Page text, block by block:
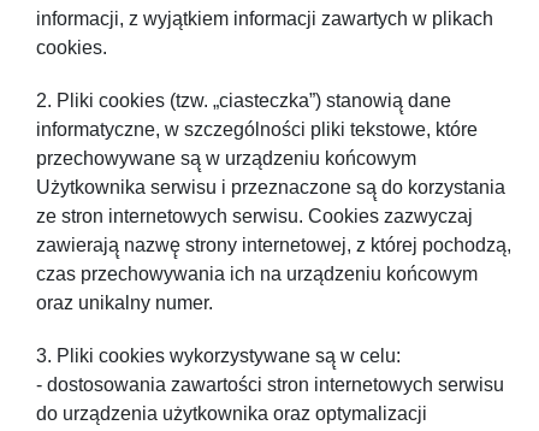
informacji, z wyjątkiem informacji zawartych w plikach
cookies.
Pliki cookies (tzw. „ciasteczka”) stanowią̨ dane
informatyczne, w szczególności pliki tekstowe, które
przechowywane są̨ w urządzeniu końcowym
Użytkownika serwisu i przeznaczone są̨ do korzystania
ze stron internetowych serwisu. Cookies zazwyczaj
zawierają̨ nazwę̨ strony internetowej, z której pochodzą,
czas przechowywania ich na urządzeniu końcowym
oraz unikalny numer.
Pliki cookies wykorzystywane są̨ w celu:
- dostosowania zawartości stron internetowych serwisu
do urządzenia użytkownika oraz optymalizacji